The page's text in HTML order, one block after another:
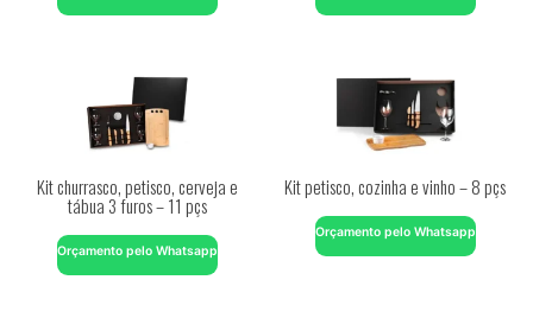
Kit churrasco, petisco, cerveja e
tábua 3 furos – 11 pçs
Orçamento pelo Whatsapp
Kit petisco, cozinha e vinho – 8 pçs
Orçamento pelo Whatsapp